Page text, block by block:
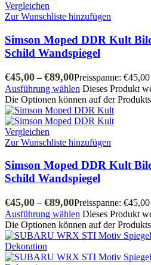
Vergleichen
Zur Wunschliste hinzufügen
Simson Moped DDR Kult
Schild Wandspiegel
€45,00 – €89,00Preisspanne:
Ausführung wählen Dieses Produkt
Die Optionen können auf der
Vergleichen
Zur Wunschliste hinzufügen
Simson Moped DDR Kult
Schild Wandspiegel
€45,00 – €89,00Preisspanne:
Ausführung wählen Dieses Produkt
Die Optionen können auf der